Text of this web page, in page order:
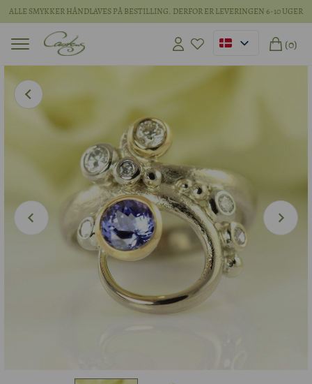
ALLE SMYKKER HÅNDLAVES PÅ BESTILLING. DERFOR ER LEVERINGEN 6-10 UGER
(0)